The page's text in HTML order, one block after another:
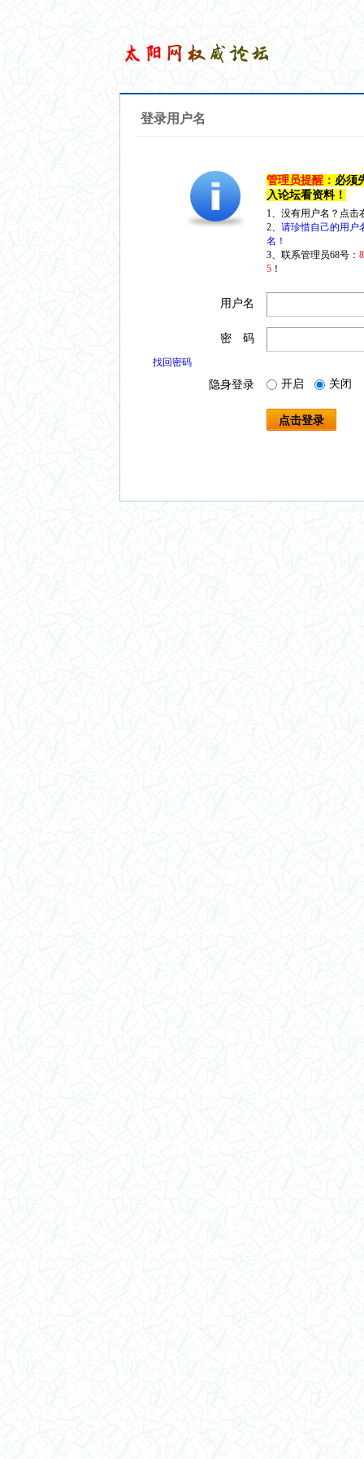
登录用户名
管理员提醒： 必须
入论坛看资料！
1、没有用户名？点
2、 请珍惜自己的用户
名！
3、联系管理员68号：
5 ！
用户名
密 码
找回密码
隐身登录 开启 关闭
点击登录